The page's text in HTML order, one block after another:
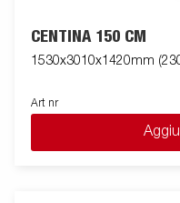
CENTINA 150 CM
1530x3010x1420mm
Art nr